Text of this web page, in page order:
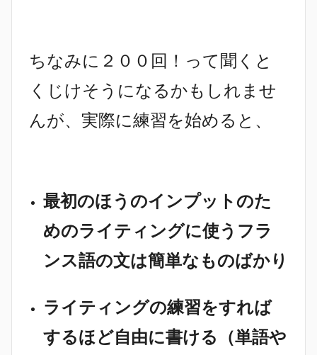
ちなみに２００回！って聞くと
くじけそうになるかもしれませ
んが、実際に練習を始めると、
最初のほうのインプットのた
めのライティングに使うフラ
ンス語の文は簡単なものばかり
ライティングの練習をすれば
するほど自由に書ける（単語や